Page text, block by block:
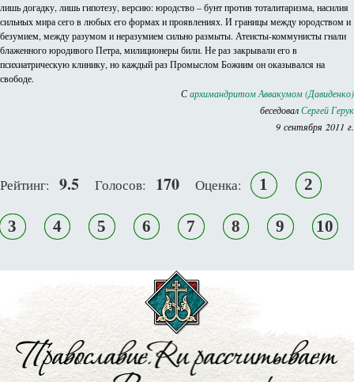
лишь догадку, лишь гипотезу, версию: юродство – бунт против тоталитаризма, насилия
сильных мира сего в любых его формах и проявлениях. И границы между юродством и
безумием, между разумом и неразумием сильно размыты. Атеисты-коммунисты гнали
блаженного юродивого Петра, милиционеры били. Не раз закрывали его в
психиатрическую клинику, но каждый раз Промыслом Божиим он оказывался на
свободе.
Сархимандритом Аввакумом (Давиденко)
беседовалСергей Герук
9 сентября 2011 г.
Рейтинг: 9.5 Голосов: 170 Оценка: 1 2
3 4 5 6 7 8 9 10